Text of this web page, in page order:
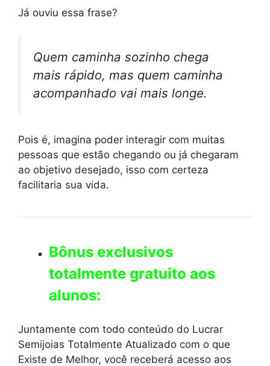
Já ouviu essa frase?
Quem caminha sozinho chega
mais rápido, mas quem caminha
acompanhado vai mais longe.
Pois é, imagina poder interagir com muitas
pessoas que estão chegando ou já chegaram
ao objetivo desejado, isso com certeza
facilitaria sua vida.
Bônus exclusivos
totalmente gratuito aos
alunos:
Juntamente com todo conteúdo do Lucrar
Semijoias Totalmente Atualizado com o que
Existe de Melhor, você receberá acesso aos